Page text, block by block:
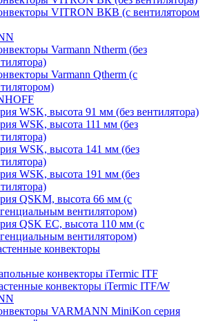
VITRON ВКВ (с вентилятором
Varmann Ntherm (без
Varmann Qtherm (с
WSK, высота 91 мм (без вентилятора)
WSK, высота 111 мм (без
WSK, высота 141 мм (без
WSK, высота 191 мм (без
QSKM, высота 66 мм (с
вентилятором)
QSK EC, высота 110 мм (с
вентилятором)
конвекторы
конвекторы iTermic ITF
конвекторы iTermic ITF/W
VARMANN MiniKon серия